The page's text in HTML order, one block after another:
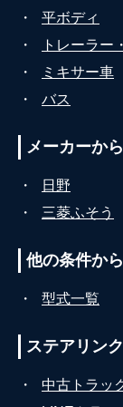
・
平ボディ
・
トレーラー
・
ミキサー車
・
バス
メーカーから
・ 日野
・
三菱ふそう
他の条件から
・ 型式一覧
ステアリン
・ 中古トラッ